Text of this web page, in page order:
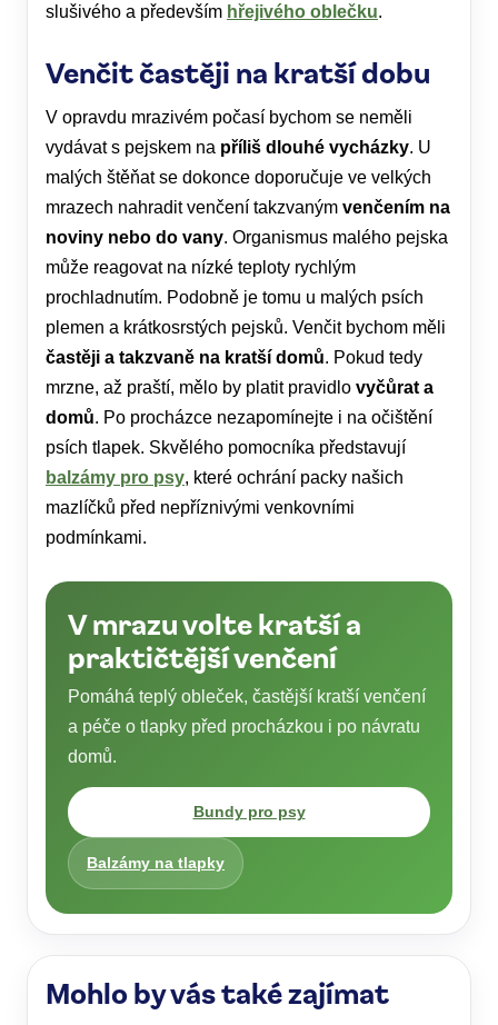
slušivého a především hřejivého oblečku.
Venčit častěji na kratší dobu
V opravdu mrazivém počasí bychom se neměli
vydávat s pejskem na příliš dlouhé vycházky. U
malých štěňat se dokonce doporučuje ve velkých
mrazech nahradit venčení takzvaným venčením na
noviny nebo do vany. Organismus malého pejska
může reagovat na nízké teploty rychlým
prochladnutím. Podobně je tomu u malých psích
plemen a krátkosrstých pejsků. Venčit bychom měli
častěji a takzvaně na kratší domů. Pokud tedy
mrzne, až praští, mělo by platit pravidlo vyčůrat a
domů. Po procházce nezapomínejte i na očištění
psích tlapek. Skvělého pomocníka představují
balzámy pro psy, které ochrání packy našich
mazlíčků před nepříznivými venkovními
podmínkami.
V mrazu volte kratší a
praktičtější venčení
Pomáhá teplý obleček, častější kratší venčení
a péče o tlapky před procházkou i po návratu
domů.
Bundy pro psy
Balzámy na tlapky
Mohlo by vás také zajímat